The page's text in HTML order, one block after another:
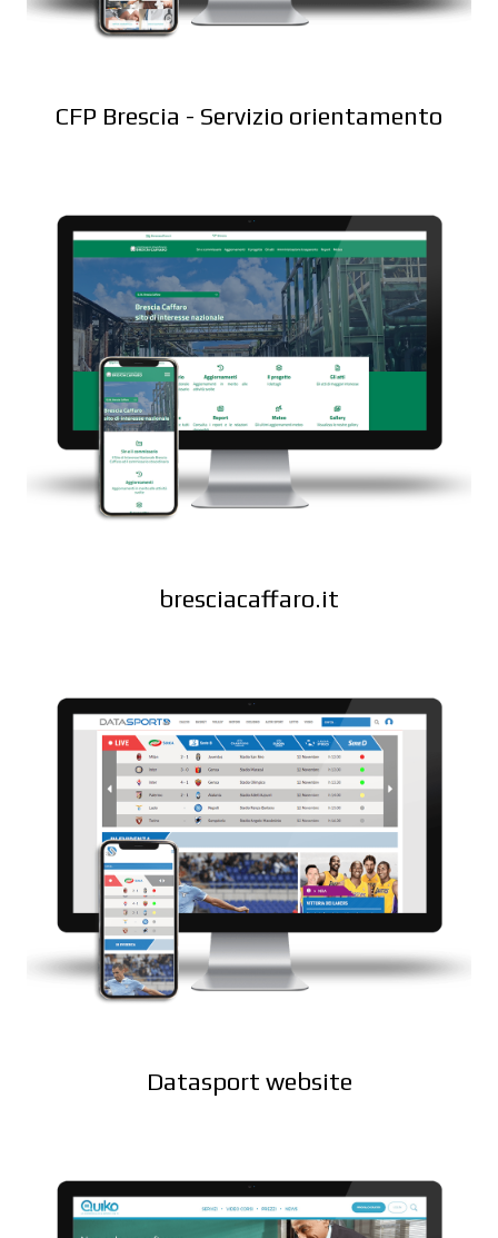
CFP Brescia - Servizio orientamento
bresciacaffaro.it
Datasport website